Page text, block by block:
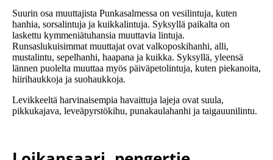
Suurin osa muuttajista Punkasalmessa on vesilintuja, kuten
hanhia, sorsalintuja ja kuikkalintuja. Syksyllä paikalta on
laskettu kymmeniätuhansia muuttavia lintuja.
Runsaslukuisimmat muuttajat ovat valkoposkihanhi, alli,
mustalintu, sepelhanhi, haapana ja kuikka. Syksyllä, yleensä
lännen puolelta muuttaa myös päiväpetolintuja, kuten piekanoita,
hiirihaukkoja ja suohaukkoja.
Levikkeeltä harvinaisempia havaittuja lajeja ovat suula,
pikkukajava, leveäpyrstökihu, punakaulahanhi ja taigauunilintu.